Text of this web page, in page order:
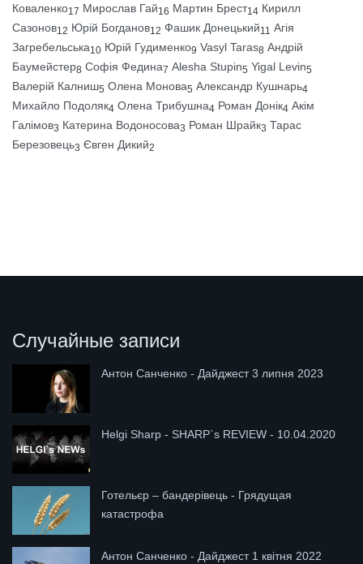
Коваленко17 Мирослав Гай16 Мартин Брест14 Кирилл
Сазонов12 Юрій Богданов12 Фашик Донецький11 Агія
Загребельська10 Юрій Гудименко9 Vasyl Taras8 Андрій
Баумейстер8 Софія Федина7 Alesha Stupin5 Yigal Levin5
Валерій Калниш5 Олена Монова5 Александр Кушнарь4
Михайло Подоляк4 Олена Трибушна4 Роман Донік4 Акім
Галімов3 Катерина Водоносова3 Роман Шрайк3 Тарас
Березовець3 Євген Дикий2
Случайные записи
Антон Санченко - Дайджест 3 липня 2023
Helgi Sharp - SHARP`s REVIEW - 10.04.2020
Готельєр – бандерівець - Грядущая
катастрофа
Антон Санченко - Дайджест 1 квітня 2022